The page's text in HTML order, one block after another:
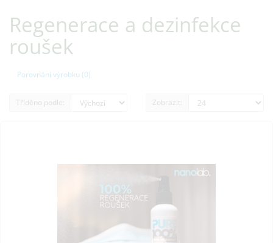
Regenerace a dezinfekce
roušek
Porovnání výrobku (0)
Tříděno podle: Zobrazit: